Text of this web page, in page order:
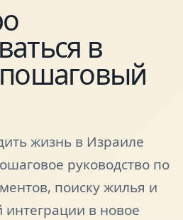
в
жизнь в Израиле
руководство по
поиску жилья и
в новое